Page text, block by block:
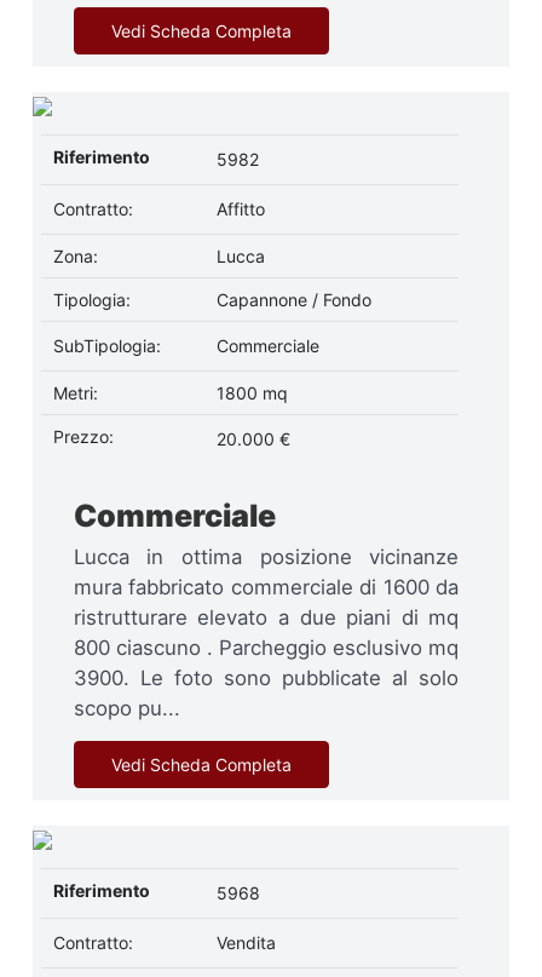
Vedi Scheda Completa
Riferimento 5982
Contratto: Affitto
Zona: Lucca
Tipologia: Capannone / Fondo
SubTipologia: Commerciale
Metri: 1800 mq
Prezzo: 20.000 €
Commerciale
Lucca in ottima posizione vicinanze
mura fabbricato commerciale di 1600 da
ristrutturare elevato a due piani di mq
800 ciascuno . Parcheggio esclusivo mq
3900. Le foto sono pubblicate al solo
scopo pu...
Vedi Scheda Completa
Riferimento 5968
Contratto: Vendita